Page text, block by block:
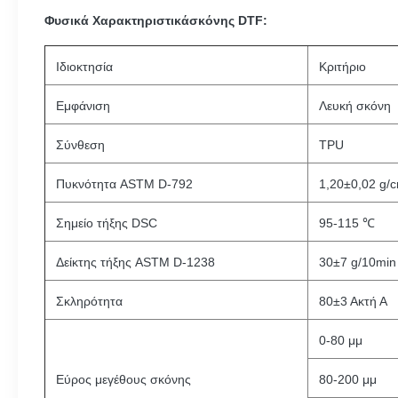
Φυσικά Χαρακτηριστικάσκόνης DTF:
Ιδιοκτησία Κριτήριο
Εμφάνιση Λευκή σκόνη
Σύνθεση TPU
Πυκνότητα ASTM D-792 1,20±0,02 g/
Σημείο τήξης DSC 95-115 ℃
Δείκτης τήξης ASTM D-1238 30±7 g/10min
Σκληρότητα 80±3 Ακτή Α
Εύρος μεγέθους σκόνης
0-80 μμ
80-200 μμ